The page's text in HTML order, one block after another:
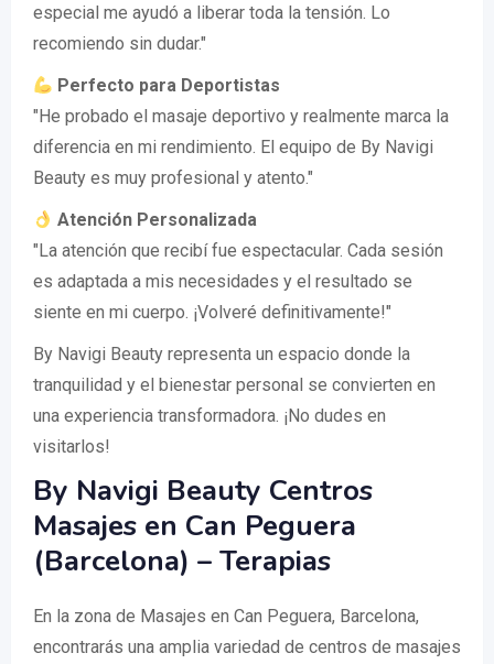
especial me ayudó a liberar toda la tensión. Lo
recomiendo sin dudar."
Perfecto para Deportistas
"He probado el masaje deportivo y realmente marca la
diferencia en mi rendimiento. El equipo de By Navigi
Beauty es muy profesional y atento."
Atención Personalizada
"La atención que recibí fue espectacular. Cada sesión
es adaptada a mis necesidades y el resultado se
siente en mi cuerpo. ¡Volveré definitivamente!"
By Navigi Beauty representa un espacio donde la
tranquilidad y el bienestar personal se convierten en
una experiencia transformadora. ¡No dudes en
visitarlos!
By Navigi Beauty Centros
Masajes en Can Peguera
(Barcelona) – Terapias
En la zona de Masajes en Can Peguera, Barcelona,
encontrarás una amplia variedad de centros de masajes